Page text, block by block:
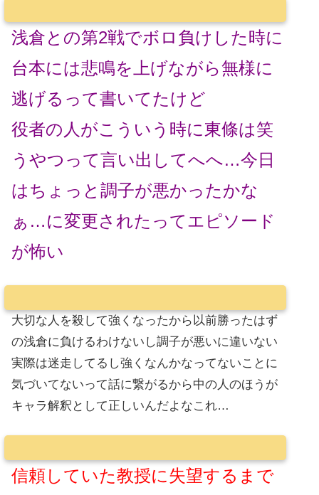
浅倉との第2戦でボロ負けした時に
台本には悲鳴を上げながら無様に
逃げるって書いてたけど
役者の人がこういう時に東條は笑
うやつって言い出してへへ…今日
はちょっと調子が悪かったかな
ぁ…に変更されたってエピソード
が怖い
大切な人を殺して強くなったから以前勝ったはず
の浅倉に負けるわけないし調子が悪いに違いない
実際は迷走してるし強くなんかなってないことに
気づいてないって話に繋がるから中の人のほうが
キャラ解釈として正しいんだよなこれ…
信頼していた教授に失望するまで